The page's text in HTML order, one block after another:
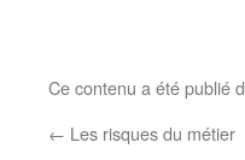
Ce contenu a été publié
← Les risques du métier